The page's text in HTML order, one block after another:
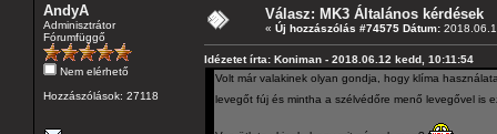
AndyA
Adminisztrátor
Fórumfüggő
Nem elérhető
Hozzászólások: 27118
Válasz: MK3 Általános kérdések
« Új hozzászólás #74575 Dátum:
Idézetet írta: Koniman - 2018.06.12 kedd, 10:11:54
Volt már valakinek olyan gondja, hogy klíma
levegőt fúj és mintha a szélvédőre menő levegővel is